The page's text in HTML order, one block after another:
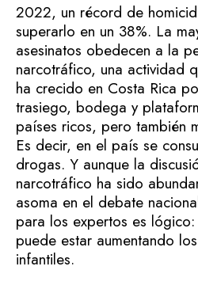
2022, un récord de
superarlo en un 38%. La
asesinatos obedecen a la
narcotráfico, una actividad
ha crecido en Costa Rica
trasiego, bodega y
países ricos, pero también
Es decir, en el país se
drogas. Y aunque la
narcotráfico ha sido
asoma en el debate
para los expertos es
puede estar aumentando
infantiles.